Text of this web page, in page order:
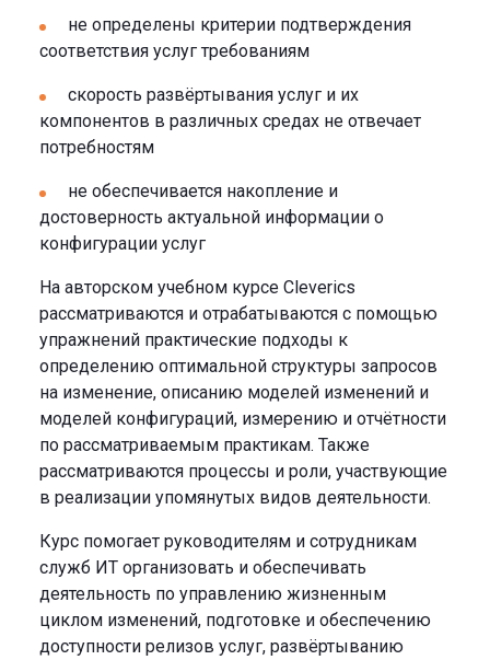
не определены критерии подтверждения
соответствия услуг требованиям
скорость развёртывания услуг и их
компонентов в различных средах не отвечает
потребностям
не обеспечивается накопление и
достоверность актуальной информации о
конфигурации услуг
На авторском учебном курсе Cleverics
рассматриваются и отрабатываются с помощью
упражнений практические подходы к
определению оптимальной структуры запросов
на изменение, описанию моделей изменений и
моделей конфигураций, измерению и отчётности
по рассматриваемым практикам. Также
рассматриваются процессы и роли, участвующие
в реализации упомянутых видов деятельности.
Курс помогает руководителям и сотрудникам
служб ИТ организовать и обеспечивать
деятельность по управлению жизненным
циклом изменений, подготовке и обеспечению
доступности релизов услуг, развёртыванию